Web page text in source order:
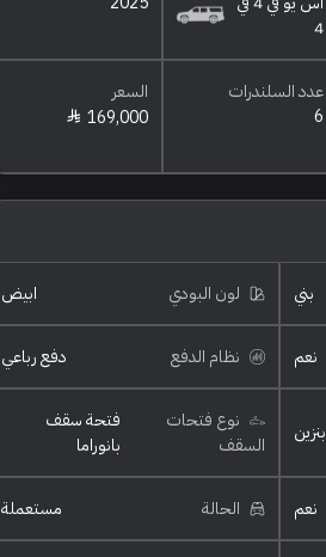
4
عدد السلندرات
6
السعر
169,000
بني لون البودي ابيض
نعم نظام الدفع دفع رباعي
بنزين
نوع فتحات
السقف
فتحة سقف
بانوراما
نعم الحالة مستعملة